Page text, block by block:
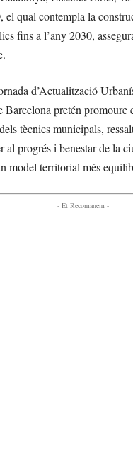
, el qual contempla la
fins a l’any 2030,
d’Actualització
Barcelona pretén promoure
tècnics municipals,
al progrés i benestar de la
model territorial més
- Et Recomanem -